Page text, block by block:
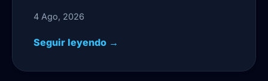
4 Ago, 2026
Seguir leyendo →